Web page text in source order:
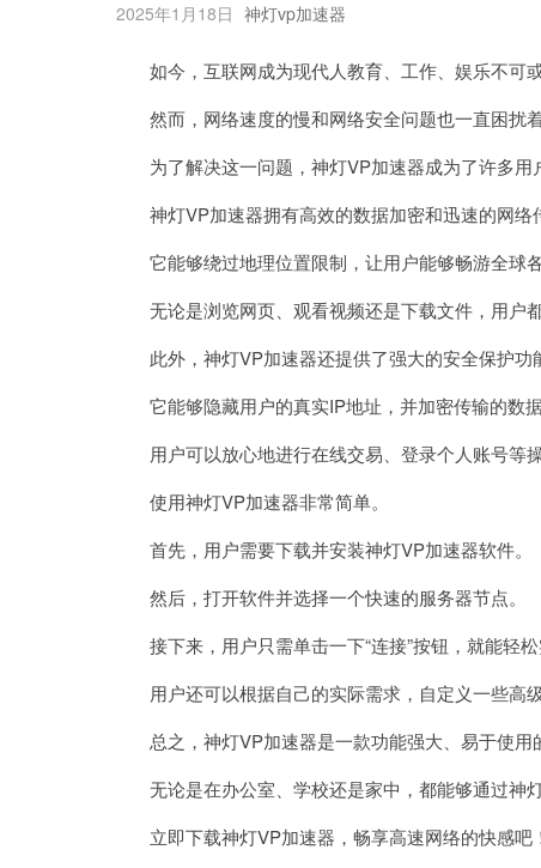
2025年1月18日 神灯vp加速器
如今，互联网成为现代人教育、工作、娱乐不可或
然而，网络速度的慢和网络安全问题也一直困扰着
为了解决这一问题，神灯VP加速器成为了许多用
神灯VP加速器拥有高效的数据加密和迅速的网络
它能够绕过地理位置限制，让用户能够畅游全球各
无论是浏览网页、观看视频还是下载文件，用户都
此外，神灯VP加速器还提供了强大的安全保护功
它能够隐藏用户的真实IP地址，并加密传输的数据
用户可以放心地进行在线交易、登录个人账号等操
使用神灯VP加速器非常简单。
首先，用户需要下载并安装神灯VP加速器软件。
然后，打开软件并选择一个快速的服务器节点。
接下来，用户只需单击一下“连接”按钮，就能轻松
用户还可以根据自己的实际需求，自定义一些高级
总之，神灯VP加速器是一款功能强大、易于使用
无论是在办公室、学校还是家中，都能够通过神灯
立即下载神灯VP加速器，畅享高速网络的快感吧